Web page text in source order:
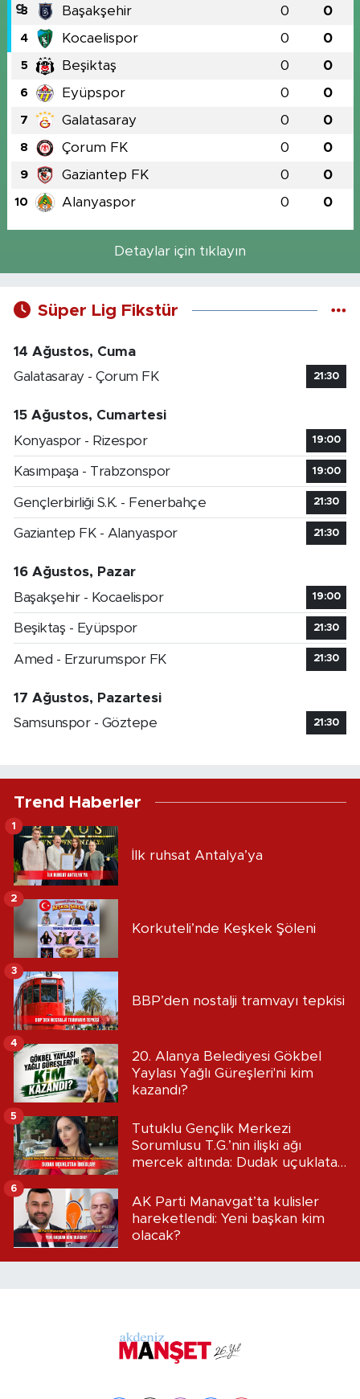
3 Başakşehir 0 0
4 Kocaelispor 0 0
5 Beşiktaş 0 0
6 Eyüpspor 0 0
7 Galatasaray 0 0
8 Çorum FK 0 0
9 Gaziantep FK 0 0
10 Alanyaspor 0 0
Detaylar için tıklayın
Süper Lig Fikstür
14 Ağustos, Cuma
Galatasaray - Çorum FK
21:30
15 Ağustos, Cumartesi
Konyaspor - Rizespor
19:00
Kasımpaşa - Trabzonspor 19:00
Gençlerbirliği S.K. - Fenerbahçe 21:30
Gaziantep FK - Alanyaspor 21:30
16 Ağustos, Pazar
Başakşehir - Kocaelispor
19:00
Beşiktaş - Eyüpspor 21:30
Amed - Erzurumspor FK 21:30
17 Ağustos, Pazartesi
Samsunspor - Göztepe
21:30
Trend Haberler
İlk ruhsat Antalya’ya
1
Korkuteli’nde Keşkek Şöleni
2
BBP’den nostalji tramvayı tepkisi
3
20. Alanya Belediyesi Gökbel
Yaylası Yağlı Güreşleri'ni kim
kazandı?
4
Tutuklu Gençlik Merkezi
Sorumlusu T.G.’nin ilişki ağı
mercek altında: Dudak uçuklatan
5
AK Parti Manavgat’ta kulisler
hareketlendi: Yeni başkan kim
olacak?
6